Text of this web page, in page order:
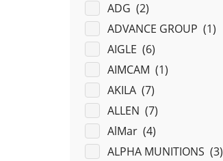
ADG (2)
ADVANCE GROUP (1)
AIGLE (6)
AIMCAM (1)
AKILA (7)
ALLEN (7)
AlMar (4)
ALPHA MUNITIONS (3)